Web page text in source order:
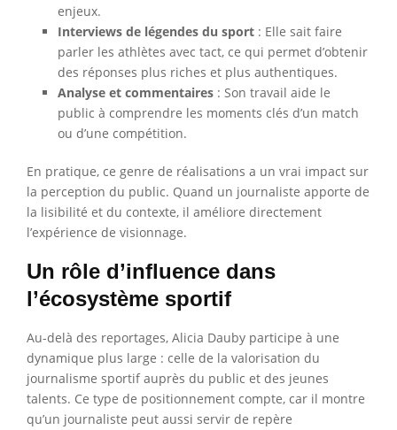
enjeux.
Interviews de légendes du sport : Elle sait faire
parler les athlètes avec tact, ce qui permet d’obtenir
des réponses plus riches et plus authentiques.
Analyse et commentaires : Son travail aide le
public à comprendre les moments clés d’un match
ou d’une compétition.
En pratique, ce genre de réalisations a un vrai impact sur
la perception du public. Quand un journaliste apporte de
la lisibilité et du contexte, il améliore directement
l’expérience de visionnage.
Un rôle d’influence dans
l’écosystème sportif
Au-delà des reportages, Alicia Dauby participe à une
dynamique plus large : celle de la valorisation du
journalisme sportif auprès du public et des jeunes
talents. Ce type de positionnement compte, car il montre
qu’un journaliste peut aussi servir de repère